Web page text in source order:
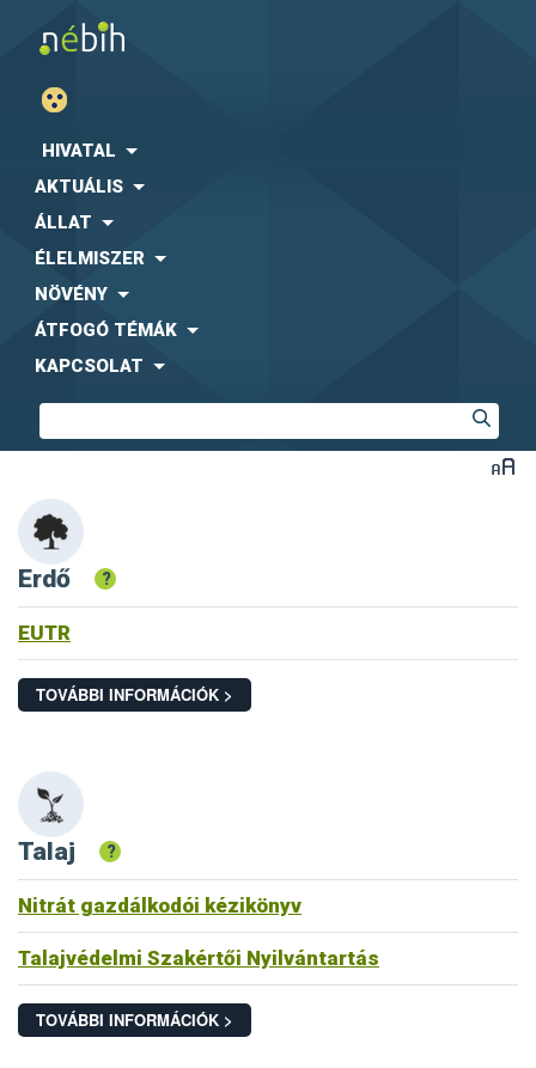
HIVATAL
AKTUÁLIS
ÁLLAT
ÉLELMISZER
NÖVÉNY
ÁTFOGÓ TÉMÁK
KAPCSOLAT
Erdő ?
EUTR
TOVÁBBI INFORMÁCIÓK >
Talaj ?
Nitrát gazdálkodói kézikönyv
Talajvédelmi Szakértői Nyilvántartás
TOVÁBBI INFORMÁCIÓK >